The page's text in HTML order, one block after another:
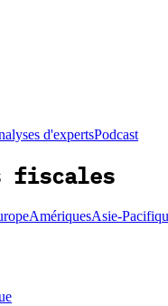
d'expertsPodcast
fiscales
AmériquesAsie-